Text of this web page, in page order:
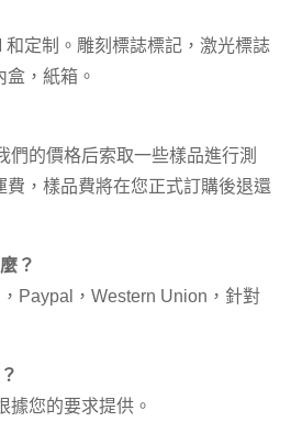
和定制。雕刻標誌標記，激光標誌
，紙箱。
們的價格后索取一些樣品進行測
費，樣品費將在您正式訂購後退還
？
Paypal，Western Union，針對
據您的要求提供。